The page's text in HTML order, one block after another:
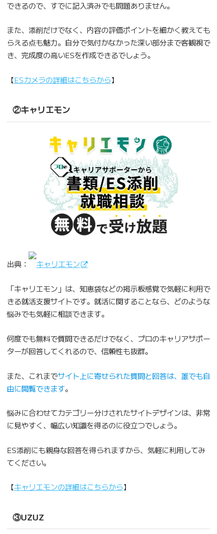
できるので、すでに記入済みでも問題ありません。
また、添削だけでなく、内容の評価ポイントを細かく教えても
らえる点も魅力。自分で気付かなかった深い部分まで客観視で
き、完成度の高いESを作成できるでしょう。
【ESカメラの詳細はこちらから】
②キャリエモン
出典： キャリエモン
「キャリエモン」は、知恵袋などの掲示板感覚で気軽に利用で
きる就活支援サイトです。就活に関することなら、どのような
悩みでも気軽に相談できます。
何度でも無料で質問できるだけでなく、プロのキャリアサポー
ターが回答してくれるので、信頼性も抜群。
また、これまでサイト上に寄せられた質問と回答は、誰でも自
由に閲覧できます。
悩みに合わせてカテゴリー分けされたサイトデザインは、非常
に見やすく、幅広い知識を得るのに役立つでしょう。
ES添削にも親身な回答を得られますから、気軽に利用してみ
てください。
【キャリエモンの詳細はこちらから】
③UZUZ